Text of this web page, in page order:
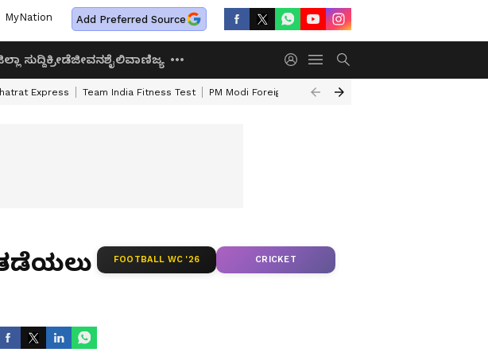
MyNation Add Preferred Source
ಸುದ್ದಿಕ್ರೀಡೆಜೀವನಶೈಲಿವಾಣಿಜ್ಯ
Express Team India Fitness Test PM Modi Foreign Travel Expenditure
FOOTBALL WC '26 CRICKET